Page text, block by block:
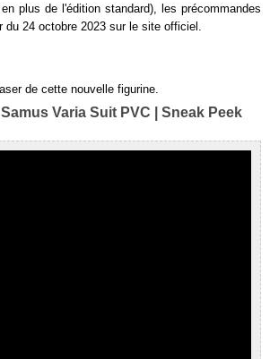
plus de l'édition standard), les précommandes
du 24 octobre 2023 sur le site officiel.
de cette nouvelle figurine.
Varia Suit PVC | Sneak Peek